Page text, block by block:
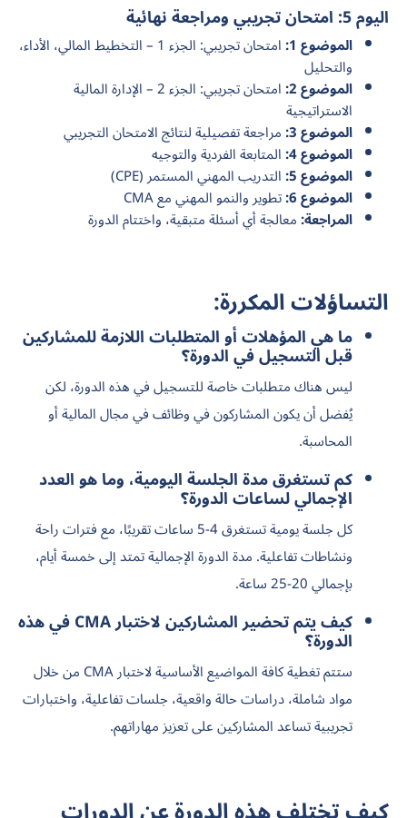
اليوم 5: امتحان تجريبي ومراجعة نهائية
الموضوع 1: امتحان تجريبي: الجزء 1 – التخطيط المالي، الأداء،
والتحليل
الموضوع 2: امتحان تجريبي: الجزء 2 – الإدارة المالية
الاستراتيجية
الموضوع 3: مراجعة تفصيلية لنتائج الامتحان التجريبي
الموضوع 4: المتابعة الفردية والتوجيه
الموضوع 5: التدريب المهني المستمر (CPE)
الموضوع 6: تطوير والنمو المهني مع CMA
المراجعة:معالجة أي أسئلة متبقية، واختتام الدورة
التساؤلات المكررة:
ما هي المؤهلات أو المتطلبات اللازمة للمشاركين
قبل التسجيل في الدورة؟
ليس هناك متطلبات خاصة للتسجيل في هذه الدورة، لكن
يُفضل أن يكون المشاركون في وظائف في مجال المالية أو
المحاسبة.
كم تستغرق مدة الجلسة اليومية، وما هو العدد
الإجمالي لساعات الدورة؟
كل جلسة يومية تستغرق 4-5 ساعات تقريبًا، مع فترات راحة
ونشاطات تفاعلية. مدة الدورة الإجمالية تمتد إلى خمسة أيام،
بإجمالي 20-25 ساعة.
كيف يتم تحضير المشاركين لاختبار CMA في هذه
الدورة؟
ستتم تغطية كافة المواضيع الأساسية لاختبار CMA من خلال
مواد شاملة، دراسات حالة واقعية، جلسات تفاعلية، واختبارات
تجريبية تساعد المشاركين على تعزيز مهاراتهم.